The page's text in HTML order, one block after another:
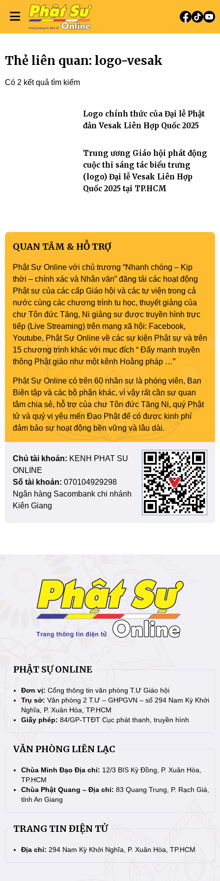
Thẻ liên quan: logo-vesak
Có 2 kết quả tìm kiếm
Logo chính thức của Đại lễ Phật
đản Vesak Liên Hợp Quốc 2025
Trung ương Giáo hội phát động
cuộc thi sáng tác biểu trưng
(logo) Đại lễ Vesak Liên Hợp
Quốc 2025 tại TP.HCM
QUAN TÂM & HỖ TRỢ
Phật Sự Online với chủ trương “Nhanh chóng – Kịp
thời – chính xác và Nhân văn” đăng tải các hoạt động
Phật sự của các cấp Giáo hội và các tự viện trong cả
nước cùng các chương trình tu học, thuyết giảng của
chư Tôn đức Tăng, Ni giảng sư được truyền hình trực
tiếp (Live Streaming) trên mạng xã hội: Facebook,
Youtube, Phật Sự Online về các sự kiện Phật sự và trên
15 chương trình khác với mục đích “ Đẩy mạnh truyền
thông Phật giáo như một kênh Hoằng pháp …”
Phật Sự Online có trên 60 nhân sự là phóng viên, Ban
Biên tập và các bộ phận khác, vì vậy rất cần sự quan
tâm chia sẻ, hỗ trợ của chư Tôn đức Tăng Ni, quý Phật
tử và quý vị yêu mến Đạo Phật để có được kinh phí
đảm bảo sự hoạt động bền vững và lâu dài.
Chủ tài khoản: KENH PHAT SU
ONLINE
Số tài khoản: 070104929298
Ngân hàng Sacombank chi nhánh
Kiên Giang
PHẬT SỰ ONLINE
Đơn vị: Cổng thông tin văn phòng T.Ư Giáo hội
Trụ sở: Văn phòng 2 T.Ư – GHPGVN – số 294 Nam Kỳ Khởi
Nghĩa, P. Xuân Hòa, TP.HCM
Giấy phép: 84/GP-TTĐT Cục phát thanh, truyền hình
VĂN PHÒNG LIÊN LẠC
Chùa Minh Đạo Địa chỉ: 12/3 BIS Kỳ Đồng, P. Xuân Hòa,
TP.HCM
Chùa Phật Quang – Địa chỉ: 83 Quang Trung, P. Rạch Giá,
tỉnh An Giang
TRANG TIN ĐIỆN TỬ
Địa chỉ: 294 Nam Kỳ Khởi Nghĩa, P. Xuân Hòa, TP.HCM